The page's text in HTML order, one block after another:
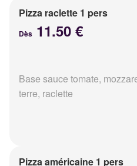
Pizza raclette 1 pers
Dès 11.50 €
Base sauce tomate,
terre, raclette
Pizza américaine 1 pers